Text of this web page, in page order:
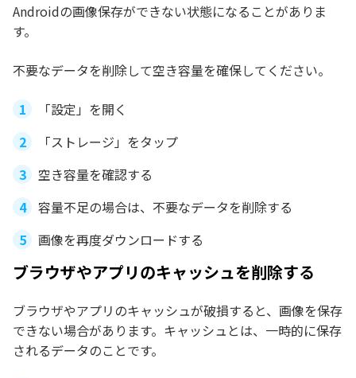
Androidの画像保存ができない状態になることがありま
す。
不要なデータを削除して空き容量を確保してください。
「設定」を開く
「ストレージ」をタップ
空き容量を確認する
容量不足の場合は、不要なデータを削除する
画像を再度ダウンロードする
ブラウザやアプリのキャッシュを削除する
ブラウザやアプリのキャッシュが破損すると、画像を保存
できない場合があります。キャッシュとは、一時的に保存
されるデータのことです。